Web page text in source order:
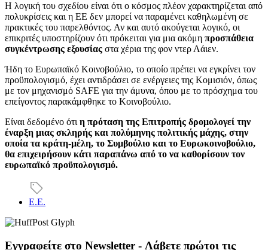
Η λογική του σχεδίου είναι ότι ο κόσμος πλέον χαρακτηρίζεται από
πολυκρίσεις και η ΕΕ δεν μπορεί να παραμένει καθηλωμένη σε
πρακτικές του παρελθόντος. Αν και αυτό ακούγεται λογικό, οι
επικριτές υποστηρίζουν ότι πρόκειται για μια ακόμη προσπάθεια
συγκέντρωσης εξουσίας στα χέρια της φον ντερ Λάιεν.
Ήδη το Ευρωπαϊκό Κοινοβούλιο, το οποίο πρέπει να εγκρίνει τον
προϋπολογισμό, έχει αντιδράσει σε ενέργειες της Κομισιόν, όπως
με τον μηχανισμό SAFE για την άμυνα, όπου με το πρόσχημα του
επείγοντος παρακάμφθηκε το Κοινοβούλιο.
Είναι δεδομένο ότιη πρόταση της Επιτροπής δρομολογεί την
έναρξη μιας σκληρής και πολύμηνης πολιτικής μάχης, στην
οποία τα κράτη-μέλη, το Συμβούλιο και το Ευρωκοινοβούλιο,
θα επιχειρήσουν κάτι παραπάνω από το να καθορίσουν τον
ευρωπαϊκό προϋπολογισμό.
Ε.Ε.
Εγγραφείτε στο Newsletter - Λάβετε πρώτοι τις